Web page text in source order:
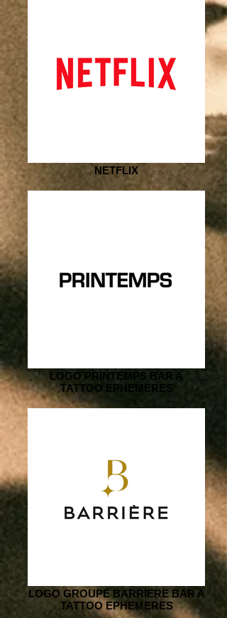
NETFLIX
LOGO PRINTEMPS BAR A
TATTOO EPHEMERES
LOGO GROUPE BARRIERE BAR A
TATTOO EPHEMERES